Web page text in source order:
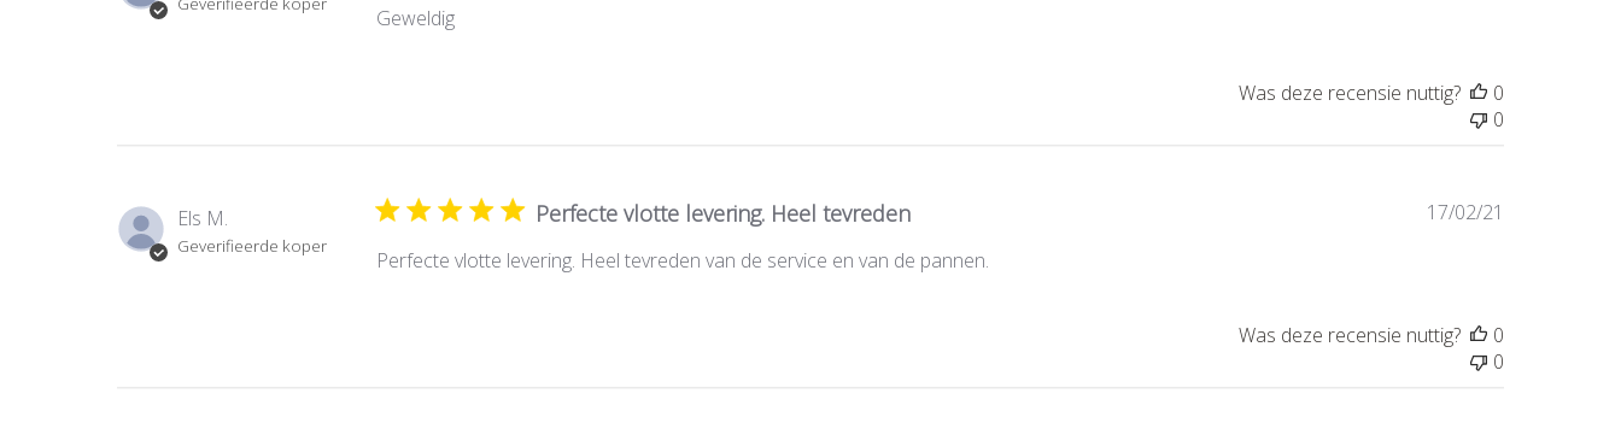
Geweldig
Was deze recensie nuttig?
0
0
Els M.
Geverifieerde koper
Perfecte vlotte levering. Heel tevreden
Perfecte vlotte levering. Heel tevreden van de service en van de pannen.
17/02/21
Was deze recensie nuttig?
0
0